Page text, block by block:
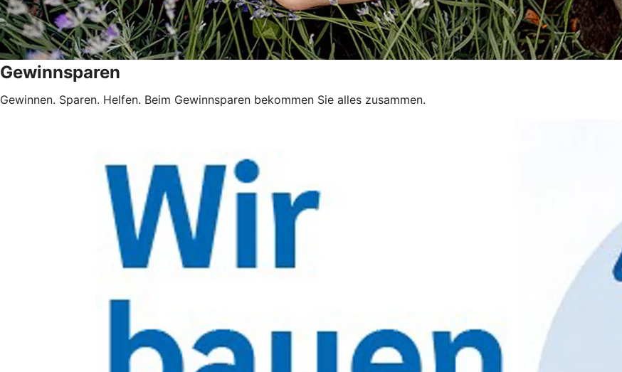
Gewinnsparen
Gewinnen. Sparen. Helfen. Beim Gewinnsparen bekommen Sie alles zusammen.